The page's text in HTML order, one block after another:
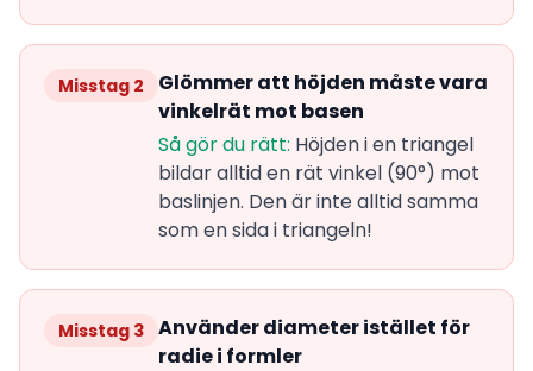
Misstag 2
Glömmer att höjden måste vara
vinkelrät mot basen
Så gör du rätt: Höjden i en triangel
bildar alltid en rät vinkel (90°) mot
baslinjen. Den är inte alltid samma
som en sida i triangeln!
Misstag 3 Använder diameter istället för
radie i formler